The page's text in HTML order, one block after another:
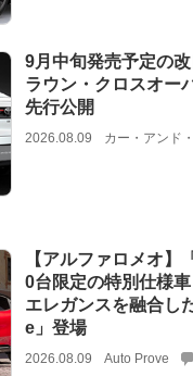
9月中旬発売予定の
ラウン・クロスオー
先行公開
2026.08.09 カー・アンド
【アルファロメオ】
0台限定の特別仕様
エレガンスを融合し
e」登場
2026.08.09 Auto Prove